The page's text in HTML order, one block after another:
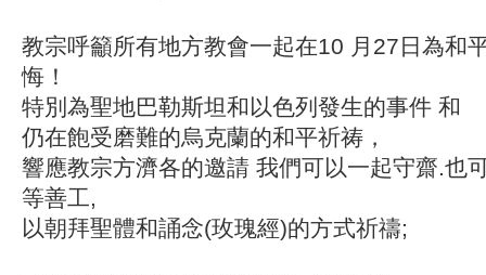
教宗呼籲所有地方教會一起在10 月27日為和
悔！
特別為聖地巴勒斯坦和以色列發生的事件 和
仍在飽受磨難的烏克蘭的和平祈祷，
響應教宗方濟各的邀請 我們可以一起守齋.也
等善工,
以朝拜聖體和誦念(玫瑰經)的方式祈禱;